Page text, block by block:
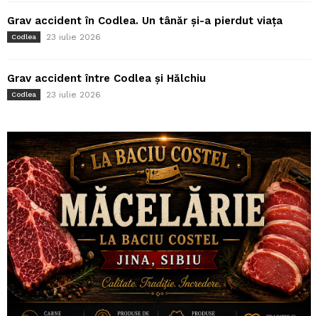
Grav accident în Codlea. Un tânăr și-a pierdut viața
Codlea 23 iulie 2026
Grav accident între Codlea și Hălchiu
Codlea 23 iulie 2026